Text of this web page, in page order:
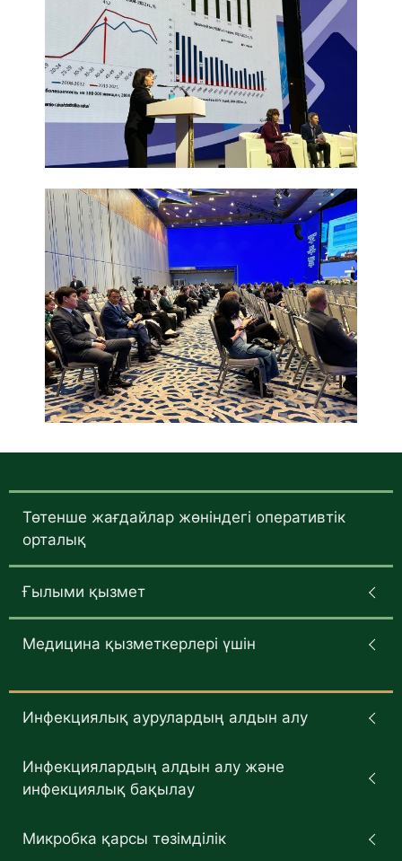
Төтенше жағдайлар жөніндегі оперативтік
орталық
Ғылыми қызмет
Медицина қызметкерлері үшін
Инфекциялық аурулардың алдын алу
Инфекциялардың алдын алу және
инфекциялық бақылау
Микробка қарсы төзімділік